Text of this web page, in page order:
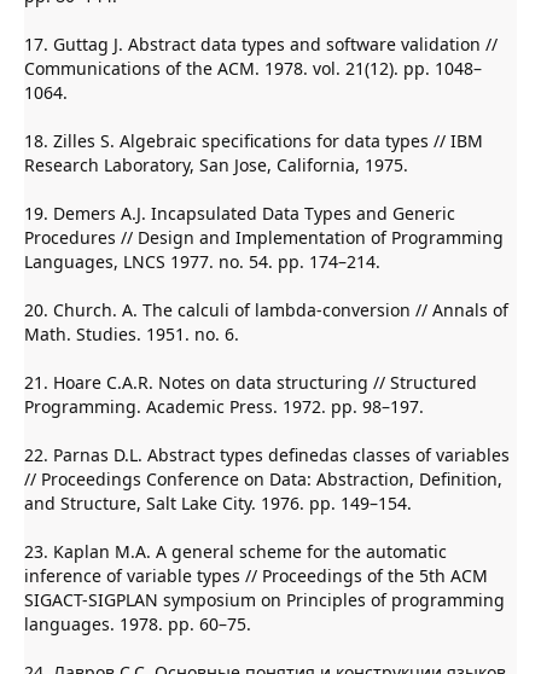
17. Guttag J. Abstract data types and software validation //
Communications of the ACM. 1978. vol. 21(12). pp. 1048–
1064.
18. Zilles S. Algebraic specifications for data types // IBM
Research Laboratory, San Jose, California, 1975.
19. Demers A.J. Incapsulated Data Types and Generic
Procedures // Design and Implementation of Programming
Languages, LNCS 1977. no. 54. pp. 174–214.
20. Church. A. The calculi of lambda-conversion // Annals of
Math. Studies. 1951. no. 6.
21. Hoare С.A.R. Notes on data structuring // Structured
Programming. Academic Press. 1972. pp. 98–197.
22. Parnas D.L. Abstract types definedas classes of variables
// Proceedings Conference on Data: Abstraction, Definition,
and Structure, Salt Lake City. 1976. pp. 149–154.
23. Kaplan М.A. A general scheme for the automatic
inference of variable types // Proceedings of the 5th ACM
SIGACT-SIGPLAN symposium on Principles of programming
languages. 1978. pp. 60–75.